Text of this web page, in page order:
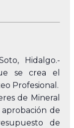
Hidalgo.-
se crea el
Profesional.
de Mineral
de
de